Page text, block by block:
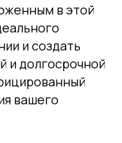
в этой
и создать
и долгосрочной
вашего